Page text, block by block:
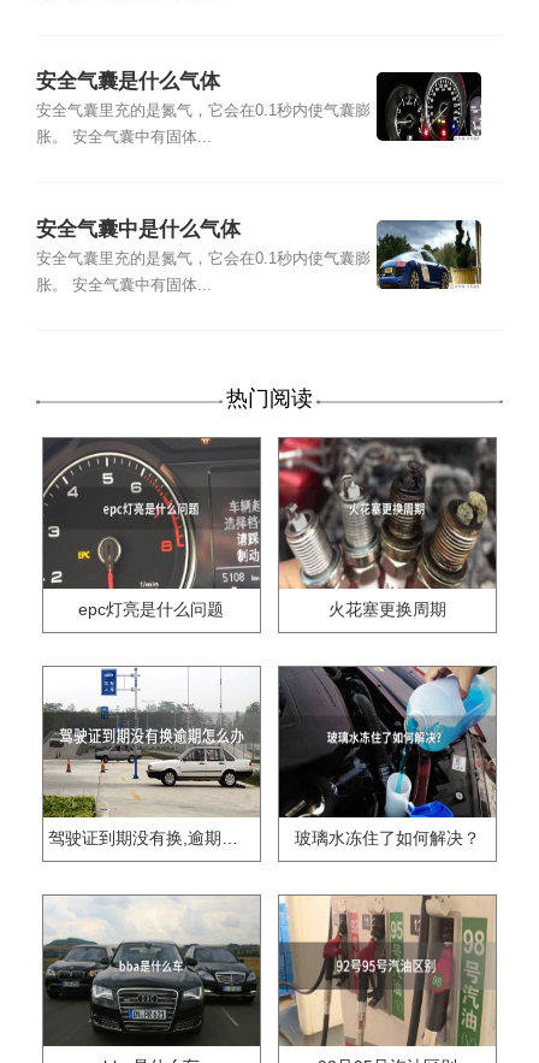
安全气囊是什么气体
安全气囊里充的是氮气，它会在0.1秒内使气囊膨
胀。 安全气囊中有固体...
安全气囊中是什么气体
安全气囊里充的是氮气，它会在0.1秒内使气囊膨
胀。 安全气囊中有固体...
热门阅读
epc灯亮是什么问题 火花塞更换周期
驾驶证到期没有换,逾期怎么办?? 玻璃水冻住了如何解决？